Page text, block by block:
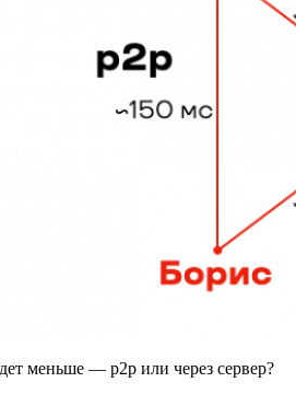
меньше — p2p или через сервер?